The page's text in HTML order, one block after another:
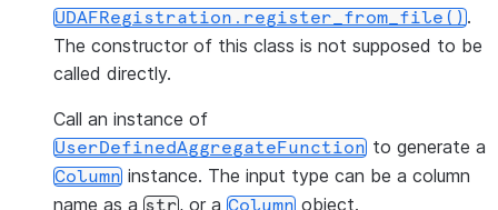
UDAFRegistration.register_from_file().
The constructor of this class is not supposed to be
called directly.
Call an instance of
UserDefinedAggregateFunction to generate a
Column instance. The input type can be a column
name as a str, or a Column object.